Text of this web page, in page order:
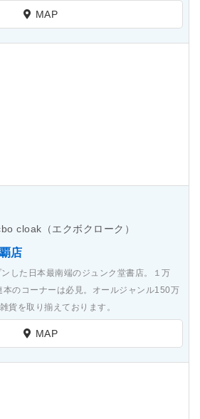
MAP
cloak（エクボクローク）
店
した日本最南端のジュンク堂書店。１万
のコーナーは必見。オールジャンル150万
貨を取り揃えております。
MAP